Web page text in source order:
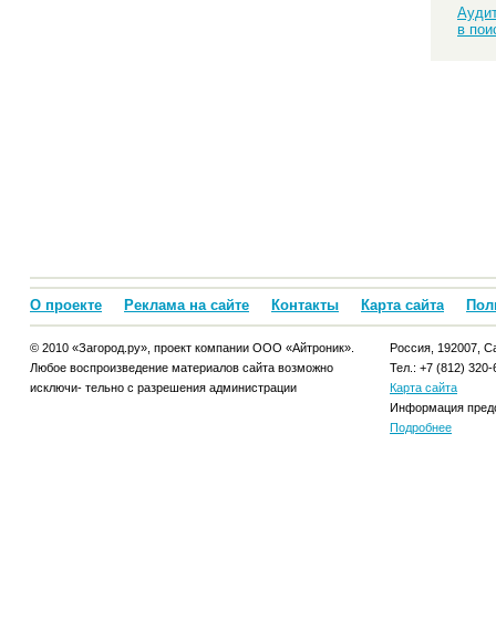
в
О проекте Реклама на сайте Контакты Карта сайта
© 2010 «Загород.ру», проект компании ООО «Айтроник».
Любое воспроизведение материалов сайта возможно
исключи- тельно с разрешения администрации
Россия, 192007,
Тел.: +7 (812) 320-
Карта сайта
Информация
Подробнее